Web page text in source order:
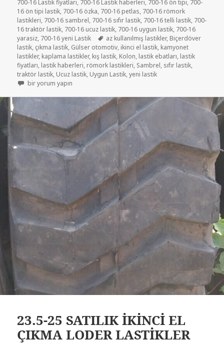
700-16 Lastik fiyatları, 700-16 Lastik haberleri, 700-16 ön tipi, 700-
16 ön tipi lastik, 700-16 özka, 700-16 petlas, 700-16 römork
lastikleri, 700-16 sambrel, 700-16 sıfır lastik, 700-16 telli lastik, 700-
16 traktör lastik, 700-16 ucuz lastik, 700-16 uygun lastik, 700-16
yarasiz, 700-16 yeni Lastik Etiketler
az kullanılmış lastikler, Biçerdöver
lastik, çıkma lastik, Gülser otomotiv, ikinci el lastik, kamyonet
lastikler, kaplama lastikler, kış lastik, Kolon, lastik ebatları, lastik
fiyatları, lastik haberleri, römork lastikleri, Sambrel, sıfır lastik,
traktör lastik, Ucuz lastik, Uygun Lastik,yeni lastik
SATILIK 700-16 İKİNCİ EL ÇIKMA RÖMORK LASTİKLER için
bir yorum yapın
23.5-25 SATILIK İKİNCİ EL
ÇIKMA LODER LASTİKLER